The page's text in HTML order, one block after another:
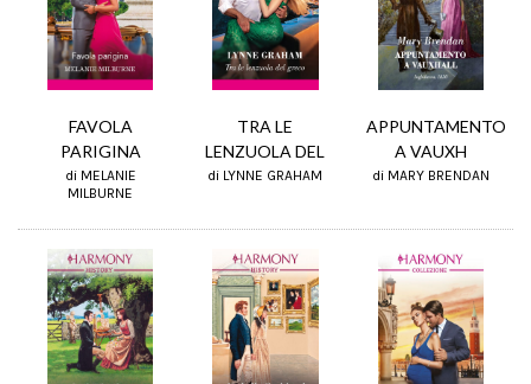
FAVOLA
PARIGINA
di MELANIE
MILBURNE
TRA LE
LENZUOLA DEL
di LYNNE GRAHAM
APPUNTAMENTO
A VAUXH
di MARY BRENDAN